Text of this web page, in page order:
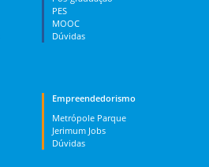
PES
MOOC
Dúvidas
Empreendedorismo
Metrópole Parque
Jerimum Jobs
Dúvidas